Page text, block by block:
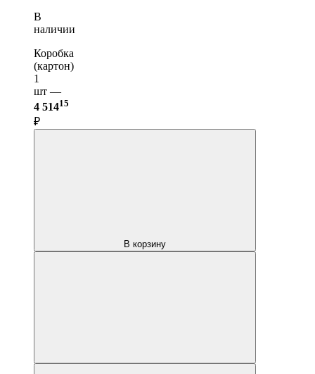
В
наличии
Коробка
(картон)
1
шт —
4 51415
₽
В корзину